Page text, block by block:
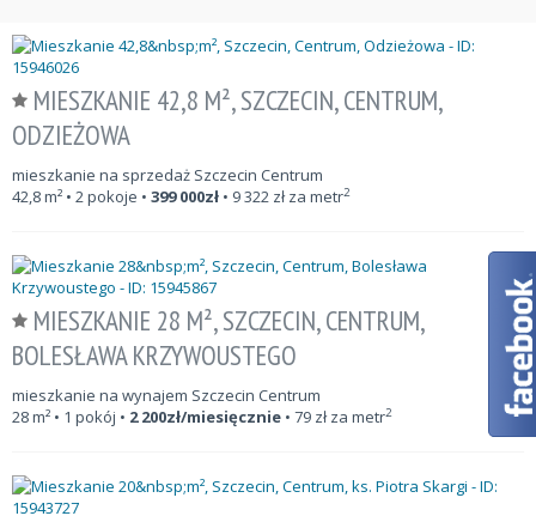
MIESZKANIE 42,8 M², SZCZECIN, CENTRUM,
ODZIEŻOWA
mieszkanie na sprzedaż Szczecin Centrum
42,8m² • 2 pokoje • 399 000zł • 9 322 zł za metr2
MIESZKANIE 28 M², SZCZECIN, CENTRUM,
BOLESŁAWA KRZYWOUSTEGO
mieszkanie na wynajem Szczecin Centrum
28m² • 1 pokój • 2 200zł/miesięcznie • 79 zł za metr2